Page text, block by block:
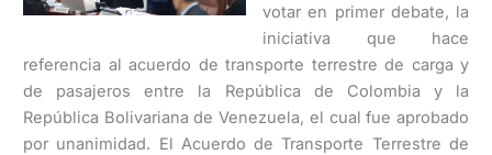
votar en primer debate, la
iniciativa que hace
referencia al acuerdo de transporte terrestre de carga y
de pasajeros entre la República de Colombia y la
República Bolivariana de Venezuela, el cual fue aprobado
por unanimidad. El Acuerdo de Transporte Terrestre de